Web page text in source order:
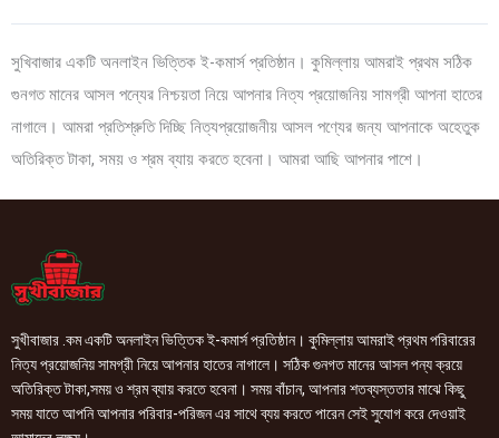
সুখিবাজার একটি অনলাইন ভিত্তিক ই-কমার্স প্রতিষ্ঠান। কুমিল্লায় আমরাই প্রথম সঠিক
গুনগত মানের আসল পন্যের নিশ্চয়তা নিয়ে আপনার নিত্য প্রয়োজনিয় সামগ্রী আপনা হাতের
নাগালে। আমরা প্রতিশ্রুতি দিচ্ছি নিত্যপ্রয়োজনীয় আসল পণ্যের জন্য আপনাকে অহেতুক
অতিরিক্ত টাকা, সময় ও শ্রম ব্যায় করতে হবেনা। আমরা আছি আপনার পাশে।
সুখীবাজার .কম একটি অনলাইন ভিত্তিক ই-কমার্স প্রতিষ্ঠান। কুমিল্লায় আমরাই প্রথম পরিবারের
নিত্য প্রয়োজনিয় সামগ্রী নিয়ে আপনার হাতের নাগালে। সঠিক গুনগত মানের আসল পন্য ক্রয়ে
অতিরিক্ত টাকা,সময় ও শ্রম ব্যায় করতে হবেনা। সময় বাঁচান, আপনার শতব্যস্ততার মাঝে কিছু
সময় যাতে আপনি আপনার পরিবার-পরিজন এর সাথে ব্যয় করতে পারেন সেই সুযোগ করে দেওয়াই